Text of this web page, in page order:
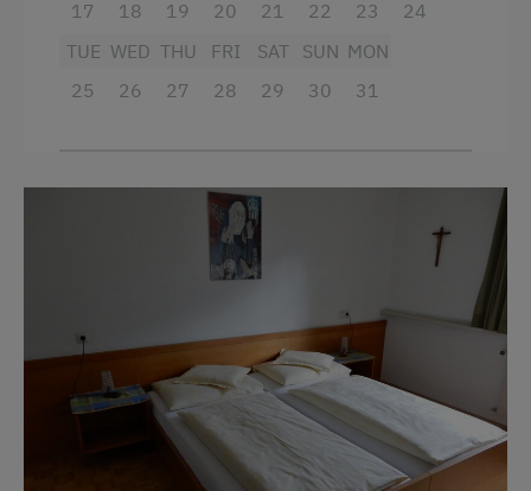
Farm Products
Farm Gate Sales
Stay Incl. Half Board
Stay Incl. Full Board
Free Parking
Accepted Payment Methods
17 18 19 20 21 22 23
24
TUE
25
WED
26
THU
27
FRI
28
SAT
29
SUN
30
MON
31